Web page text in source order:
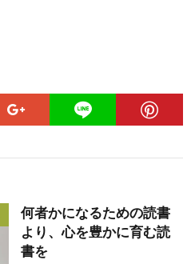
何者かになるための読書
より、心を豊かに育む読
書を